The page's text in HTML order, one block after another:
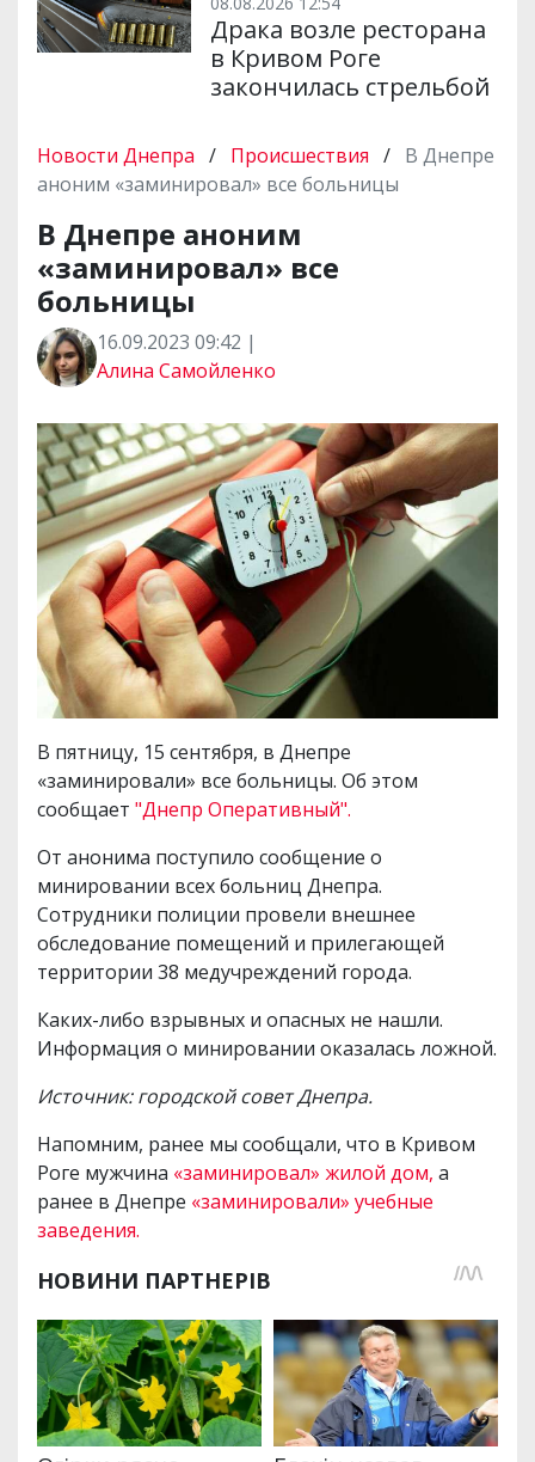
Драка возле ресторана
в Кривом Роге
закончилась стрельбой
Новости Днепра / Происшествия / В Днепре
аноним «заминировал» все больницы
В Днепре аноним
«заминировал» все
больницы
16.09.2023 09:42 |
Алина Самойленко
В пятницу, 15 сентября, в Днепре
«заминировали» все больницы. Об этом
сообщает "Днепр Оперативный".
От анонима поступило сообщение о
минировании всех больниц Днепра.
Сотрудники полиции провели внешнее
обследование помещений и прилегающей
территории 38 медучреждений города.
Каких-либо взрывных и опасных не нашли.
Информация о минировании оказалась ложной.
Источник: городской совет Днепра.
Напомним, ранее мы сообщали, что в Кривом
Роге мужчина «заминировал» жилой дом, а
ранее в Днепре «заминировали» учебные
заведения.